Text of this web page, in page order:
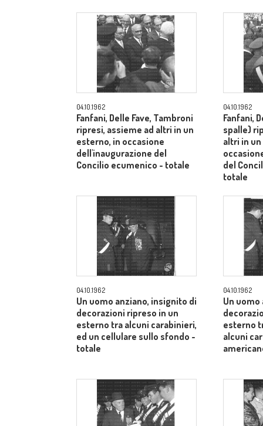
04.10.1962
Fanfani, Delle Fave, Tambroni
ripresi, assieme ad altri in un
esterno, in occasione
dell'inaugurazione del
Concilio ecumenico - totale
04.10.1962
Fanfani,
spalle)
altri in
del
totale
04.10.1962
Un uomo anziano, insignito di
decorazioni ripreso in un
esterno tra alcuni carabinieri,
ed un cellulare sullo sfondo -
totale
04.10.1962
Un
esterno
alcuni